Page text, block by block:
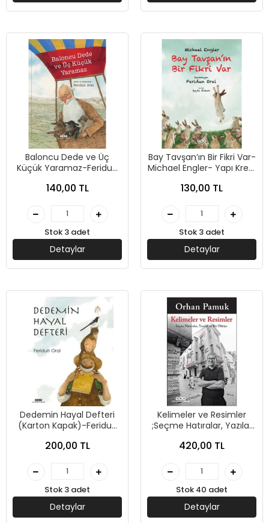
Baloncu Dede ve Üç
Küçük Yaramaz-Feridun
140,00 TL
Stok 3 adet
Detaylar
Bay Tavşan’ın Bir Fikri Var-
Michael Engler- Yapı Kredi
130,00 TL
Stok 3 adet
Detaylar
Dedemin Hayal Defteri
(Karton Kapak)-Feridun
200,00 TL
Stok 3 adet
Detaylar
Kelimeler ve Resimler
;Seçme Hatıralar, Yazılar
Pamuk- Yapı Kredi
420,00 TL
Stok 40 adet
Detaylar